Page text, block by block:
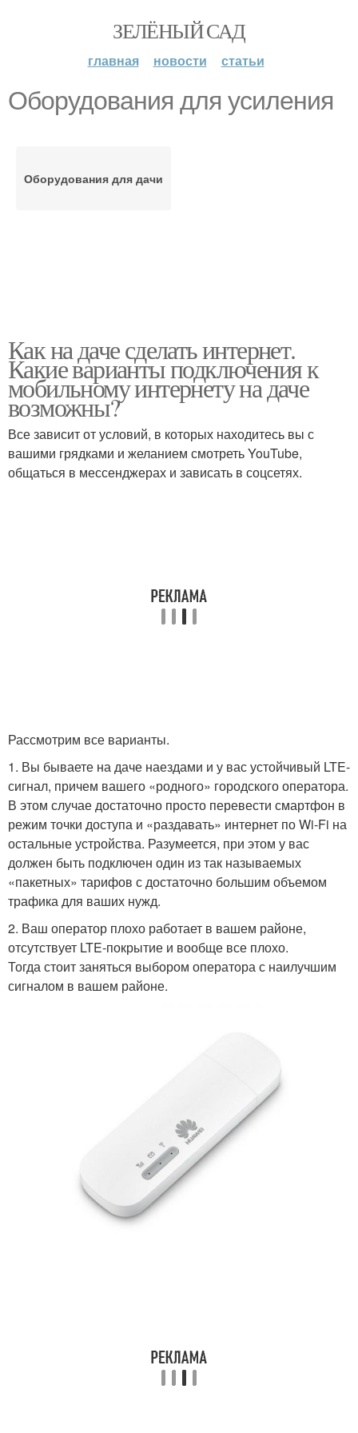
ЗЕЛЁНЫЙ САД
главная новости статьи
Оборудования для усиления
Оборудования для дачи
Как на даче сделать интернет.
Какие варианты подключения к
мобильному интернету на даче
возможны?
Все зависит от условий, в которых находитесь вы с
вашими грядками и желанием смотреть YouTube,
общаться в мессенджерах и зависать в соцсетях.
Рассмотрим все варианты.
1. Вы бываете на даче наездами и у вас устойчивый LTE-
сигнал, причем вашего «родного» городского оператора.
В этом случае достаточно просто перевести смартфон в
режим точки доступа и «раздавать» интернет по Wi-Fi на
остальные устройства. Разумеется, при этом у вас
должен быть подключен один из так называемых
«пакетных» тарифов с достаточно большим объемом
трафика для ваших нужд.
2. Ваш оператор плохо работает в вашем районе,
отсутствует LTE-покрытие и вообще все плохо.
Тогда стоит заняться выбором оператора с наилучшим
сигналом в вашем районе.